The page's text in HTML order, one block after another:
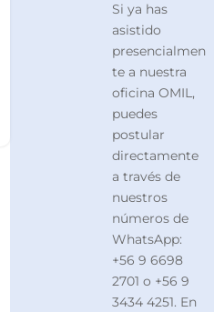
Si ya has
asistido
presencialmen
te a nuestra
oficina OMIL,
puedes
postular
directamente
a través de
nuestros
números de
WhatsApp:
+56 9 6698
2701 o +56 9
3434 4251. En